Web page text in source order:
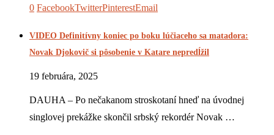
0 FacebookTwitterPinterestEmail
VIDEO Definitívny koniec po boku lúčiaceho sa matadora:
Novak Djokovič si pôsobenie v Katare nepredĺžil
19 februára, 2025
DAUHA – Po nečakanom stroskotaní hneď na úvodnej
singlovej prekážke skončil srbský rekordér Novak …